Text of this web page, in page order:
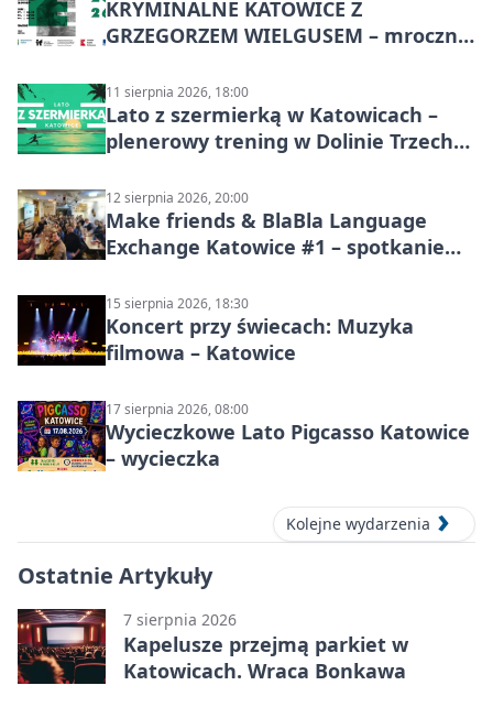
KRYMINALNE KATOWICE Z
GRZEGORZEM WIELGUSEM – mroczne
11 sierpnia 2026, 18:00
Lato z szermierką w Katowicach –
plenerowy trening w Dolinie Trzech
12 sierpnia 2026, 20:00
Make friends & BlaBla Language
Exchange Katowice #1 – spotkanie
15 sierpnia 2026, 18:30
Koncert przy świecach: Muzyka
filmowa – Katowice
17 sierpnia 2026, 08:00
Wycieczkowe Lato Pigcasso Katowice
– wycieczka
Kolejne wydarzenia
Ostatnie Artykuły
7 sierpnia 2026
Kapelusze przejmą parkiet w
Katowicach. Wraca Bonkawa